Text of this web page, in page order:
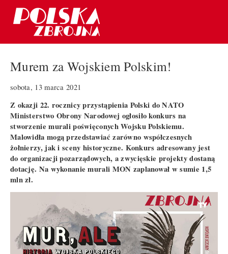
Murem za Wojskiem Polskim!
sobota, 13 marca 2021
Z okazji 22. rocznicy przystąpienia Polski do NATO
Ministerstwo Obrony Narodowej ogłosiło konkurs na
stworzenie murali poświęconych Wojsku Polskiemu.
Malowidła mogą przedstawiać zarówno współczesnych
żołnierzy, jak i sceny historyczne. Konkurs adresowany jest
do organizacji pozarządowych, a zwycięskie projekty dostaną
dotację. Na wykonanie murali MON zaplanował w sumie 1,5
mln zł.